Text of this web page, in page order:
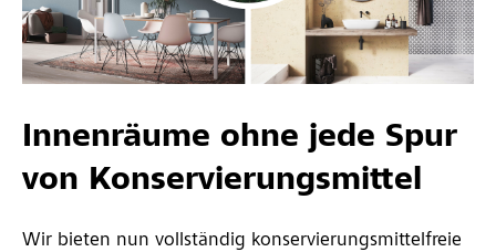
Innenräume ohne jede Spur
von Konservierungsmittel
Wir bieten nun vollständig konservierungsmittelfreie